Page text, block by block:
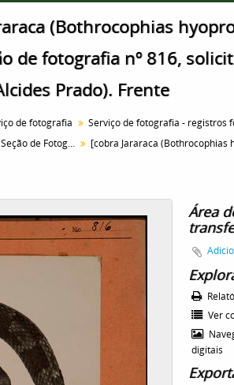
(Bothrocophias
de fotografia nº 816,
Prado). Frente
de fotografia
Serpentes em Fichas da Seção de Fotografia
Área
Ver
digitais